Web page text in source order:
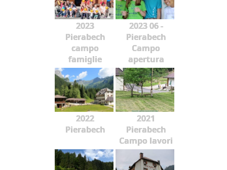
2023
Pierabech
campo
famiglie
2023 06 -
Pierabech
Campo
apertura
2022
Pierabech
2021
Pierabech
Campo lavori